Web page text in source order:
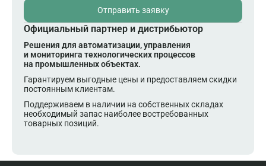
Отправить заявку
Официальный партнер и дистрибьютор
Решения для автоматизации, управления
и мониторинга технологических процессов
на промышленных объектах.
Гарантируем выгодные цены и предоставляем скидки
постоянным клиентам.
Поддерживаем в наличии на собственных складах
необходимый запас наиболее востребованных
товарных позиций.